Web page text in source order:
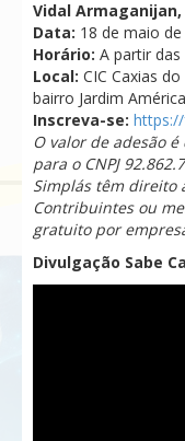
Vidal Armaganijan,
Data: 18 de maio
Horário: A partir das
Local: CIC Caxias
bairro Jardim América
Inscreva-se:
O valor de adesão é
para o CNPJ
Simplás têm direito
Contribuintes ou
gratuito por
Divulgação Sabe